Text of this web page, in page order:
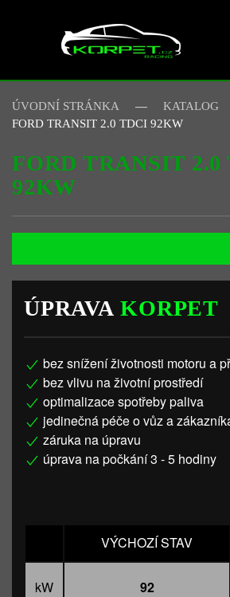
Skip to main content
ÚVODNÍ STRÁNKA KATALOG
FORD TRANSIT 2.0 TDCI 92KW
FORD TRANSIT 2.0
92KW
ÚPRAVAKORPET
bez snížení životnosti motoru a
bez vlivu na životní prostředí
optimalizace spotřeby paliva
jedinečná péče o vůz a
záruka na úpravu
úprava na počkání 3 - 5 hodiny
VÝCHOZÍ STAV
kW 92